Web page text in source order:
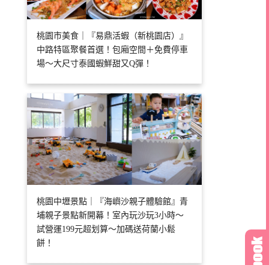
桃園市美食｜『易鼎活蝦（新桃園店）』
中路特區聚餐首選！包廂空間＋免費停車
場～大尺寸泰國蝦鮮甜又Q彈！
桃園中壢景點｜『海嶼沙親子體驗館』青
埔親子景點新開幕！室內玩沙玩3小時～
試營運199元超划算～加碼送荷蘭小鬆
餅！